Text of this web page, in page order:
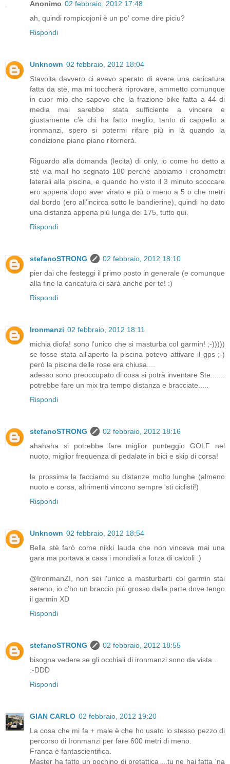
Anonimo 02 febbraio, 2012 17:48
ah, quindi rompicojoni è un po' come dire piciu?
Rispondi
Unknown 02 febbraio, 2012 18:04
Stavolta davvero ci avevo sperato di avere una caricatura
fatta da stè, ma mi toccherà riprovare, ammetto comunque
in cuor mio che sapevo che la frazione bike fatta a 44 di
media mai sarebbe stata sufficiente a vincere e
giustamente c'è chi ha fatto meglio, tanto di cappello a
ironmanzi, spero si potermi rifare più in là quando la
condizione piano piano ritornerà.
Riguardo alla domanda (lecita) di only, io come ho detto a
stè via mail ho segnato 180 perché abbiamo i cronometri
laterali alla piscina, e quando ho visto il 3 minuto scoccare
ero appena dopo aver virato e più o meno a 5 o che metri
dal bordo (ero all'incirca sotto le bandierine), quindi ho dato
una distanza appena più lunga dei 175, tutto qui.
Rispondi
stefanoSTRONG
02 febbraio, 2012 18:10
pier dai che festeggi il primo posto in generale (e comunque
alla fine la caricatura ci sarà anche per te! :)
Rispondi
Ironmanzi 02 febbraio, 2012 18:11
michia diofa! sono l'unico che si masturba col garmin! ;-)))))
se fosse stata all'aperto la piscina potevo attivare il gps ;-)
però la piscina delle rose era chiusa....
adesso sono preoccupato di cosa si potrà inventare Ste.......
potrebbe fare un mix tra tempo distanza e bracciate.....
Rispondi
stefanoSTRONG
02 febbraio, 2012 18:16
ahahaha si potrebbe fare miglior punteggio GOLF nel
nuoto, miglior frequenza di pedalate in bici e skip di corsa!
la prossima la facciamo su distanze molto lunghe (almeno
nuoto e corsa, altrimenti vincono sempre 'sti ciclisti!)
Rispondi
Unknown 02 febbraio, 2012 18:54
Bella stè farò come nikki lauda che non vinceva mai una
gara ma portava a casa i mondiali a forza di calcoli :)
@IronmanZI, non sei l'unico a masturbarti col garmin stai
sereno, io c'ho un braccio più grosso dalla parte dove tengo
il garmin XD
Rispondi
stefanoSTRONG
02 febbraio, 2012 18:55
bisogna vedere se gli occhiali di ironmanzi sono da vista...
:-DDD
Rispondi
GIAN CARLO 02 febbraio, 2012 19:20
La cosa che mi fa + male è che ho usato lo stesso pezzo di
percorso di Ironmanzi per fare 600 metri di meno.
Franca è fantascientifica.
Master ha fatto un pochino di pretattica ...tu ne hai fatta 'na